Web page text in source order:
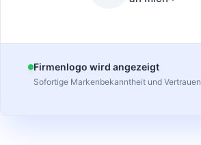
Firmenlogo wird angezeigt
Sofortige Markenbekanntheit und Vertrauen